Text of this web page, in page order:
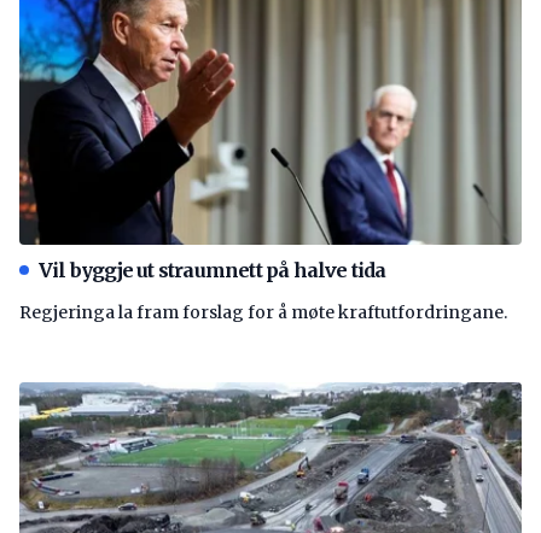
Vil byggje ut straumnett på halve tida
Regjeringa la fram forslag for å møte kraftutfordringane.